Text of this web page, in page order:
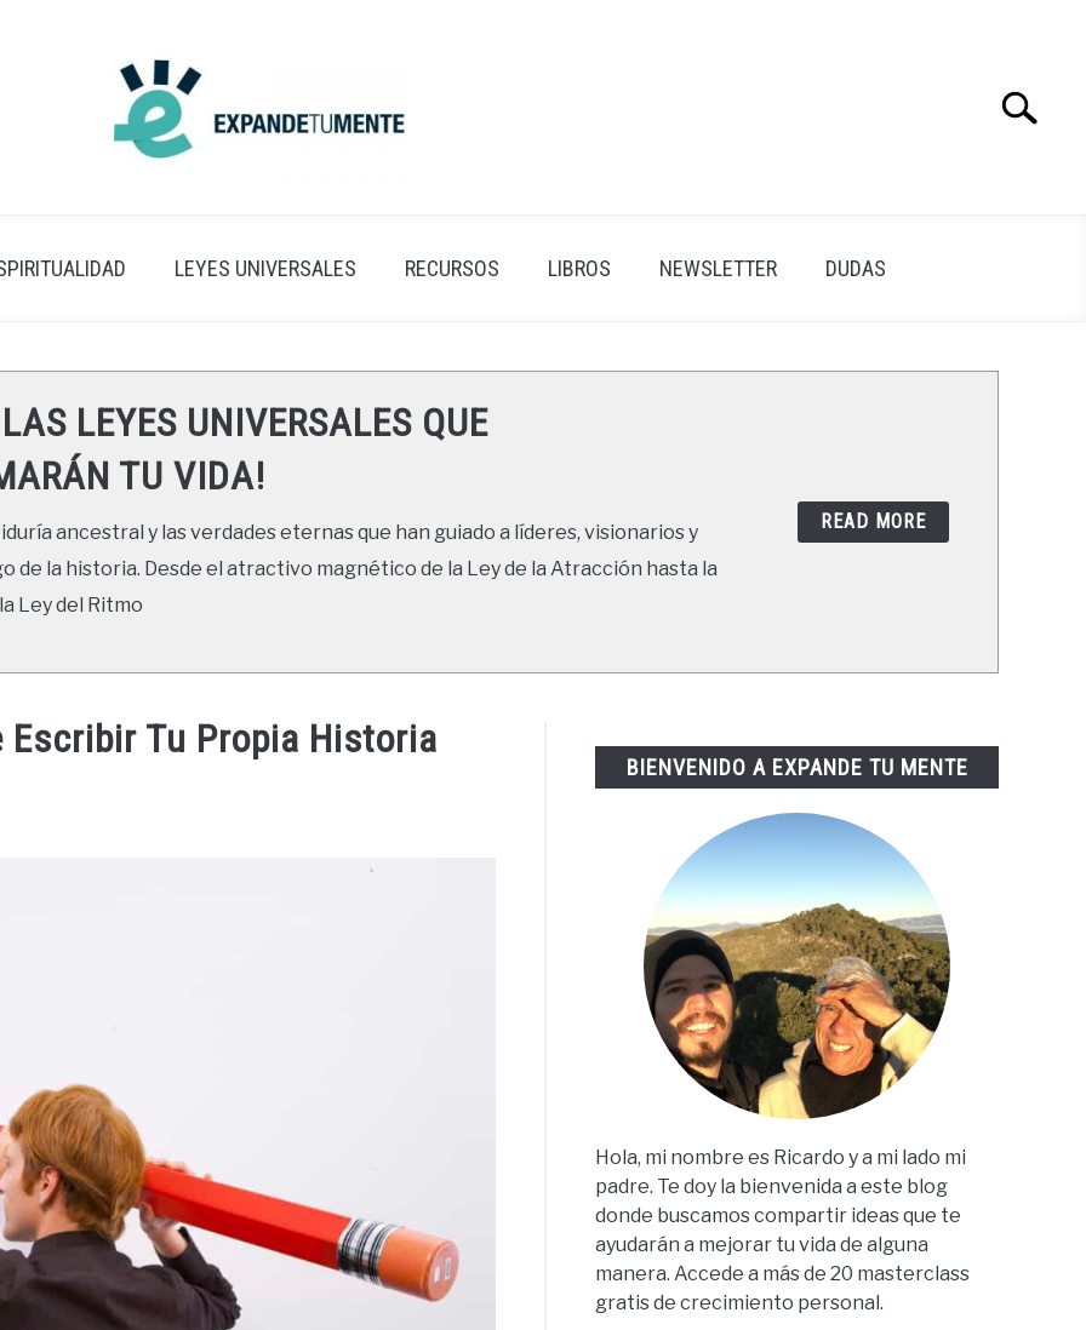
Search
LEYES UNIVERSALES RECURSOS LIBROS NEWSLETTER DUDAS
LEYES UNIVERSALES QUE
TU VIDA!
ancestral y las verdades eternas que han guiado a líderes, visionarios y
de la historia. Desde el atractivo magnético de la Ley de la Atracción hasta la
Ley del Ritmo
READ MORE
Tu Propia Historia
BIENVENIDO A EXPANDE TU MENTE
Hola, mi nombre es Ricardo y a mi lado mi
padre. Te doy la bienvenida a este blog
donde buscamos compartir ideas que te
ayudarán a mejorar tu vida de alguna
manera. Accede a más de 20 masterclass
gratis de crecimiento personal.